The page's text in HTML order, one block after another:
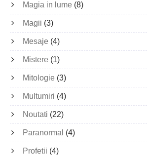
Magia in lume (8)
Magii (3)
Mesaje (4)
Mistere (1)
Mitologie (3)
Multumiri (4)
Noutati (22)
Paranormal (4)
Profetii (4)